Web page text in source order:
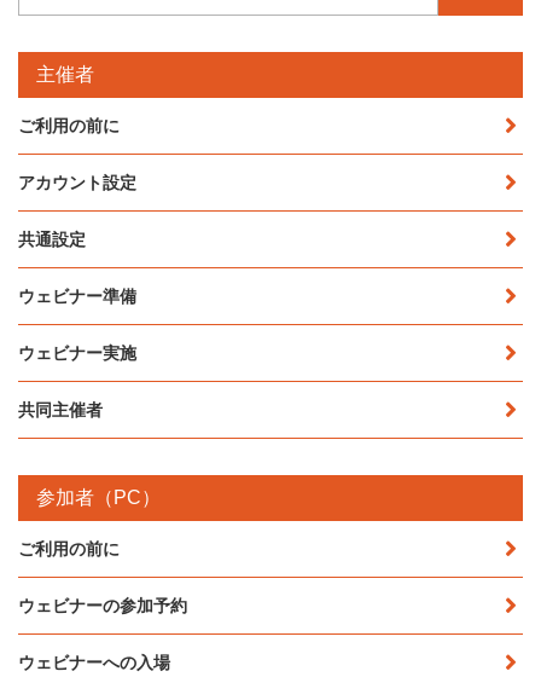
主催者
ご利用の前に
アカウント設定
共通設定
ウェビナー準備
ウェビナー実施
共同主催者
参加者（PC）
ご利用の前に
ウェビナーの参加予約
ウェビナーへの入場